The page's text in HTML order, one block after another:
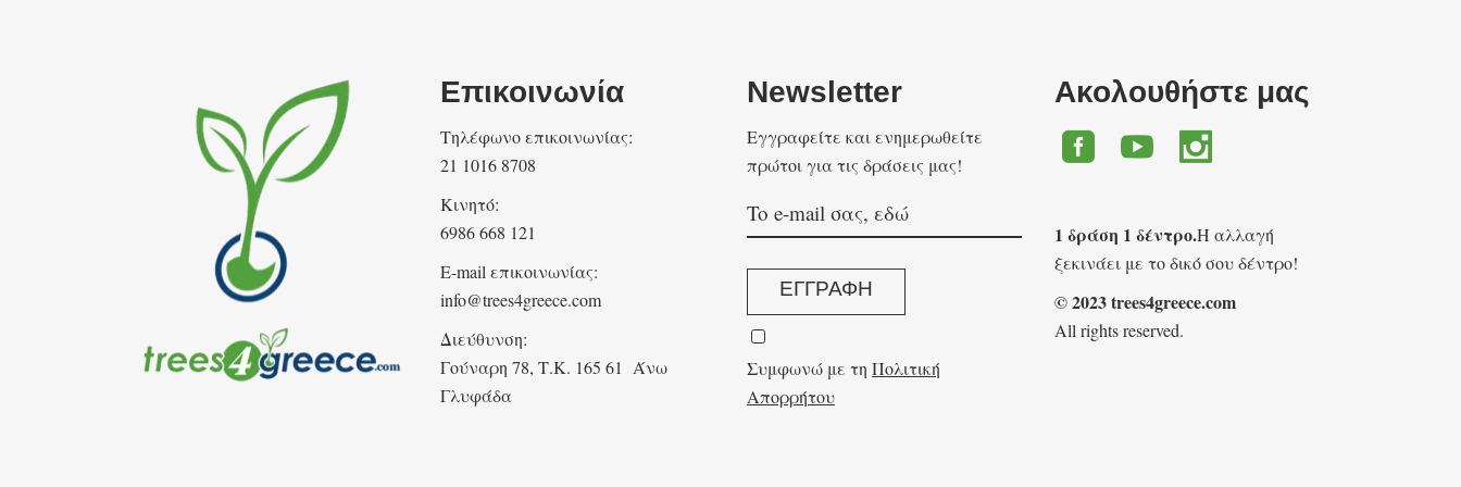
Επικοινωνία
Τηλέφωνο επικοινωνίας:
21 1016 8708
Κινητό:
6986 668 121
E-mail επικοινωνίας:
info@trees4greece.com
Διεύθυνση:
Γούναρη 78, Τ.Κ. 165 61 Άνω
Γλυφάδα
Newsletter
Eγγραφείτε και ενημερωθείτε
πρώτοι για τις δράσεις μας!
ΕΓΓΡΑΦΗ
Συμφωνώ με τη Πολιτική
Απορρήτου
Ακολουθήστε μας
1 δράση 1 δέντρο.Η αλλαγή
ξεκινάει με το δικό σου δέντρο!
© 2023 trees4greece.com
All rights reserved.